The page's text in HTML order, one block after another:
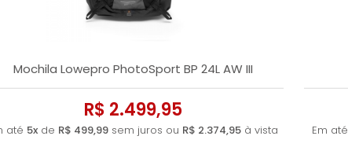
Mochila Lowepro PhotoSport BP 24L AW III
R$ 2.499,95
até 5x de R$ 499,99 sem juros ou R$ 2.374,95 à vista Em até